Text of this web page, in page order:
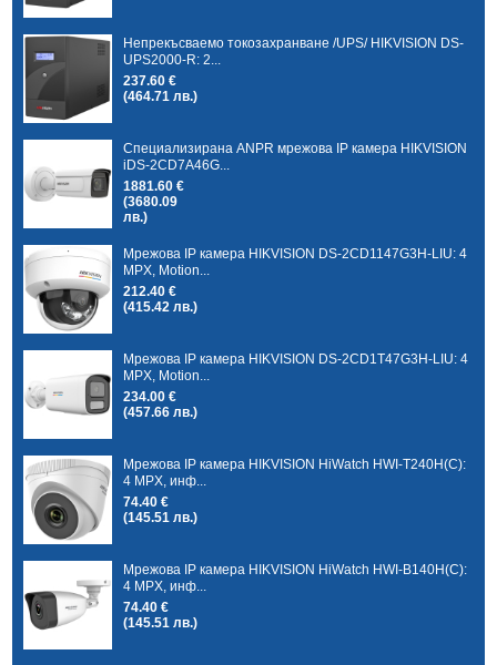
Непрекъсваемо токозахранване /UPS/ HIKVISION DS-
UPS2000-R: 2...
237.60 €
(464.71 лв.)
Специализирана ANPR мрежова IP камера HIKVISION
iDS-2CD7A46G...
1881.60 €
(3680.09
лв.)
Мрежова IP камера HIKVISION DS-2CD1147G3H-LIU: 4
MPX, Motion...
212.40 €
(415.42 лв.)
Мрежова IP камера HIKVISION DS-2CD1T47G3H-LIU: 4
MPX, Motion...
234.00 €
(457.66 лв.)
Мрежова IP камера HIKVISION HiWatch HWI-T240H(C):
4 MPX, инф...
74.40 €
(145.51 лв.)
Мрежова IP камера HIKVISION HiWatch HWI-B140H(C):
4 MPX, инф...
74.40 €
(145.51 лв.)